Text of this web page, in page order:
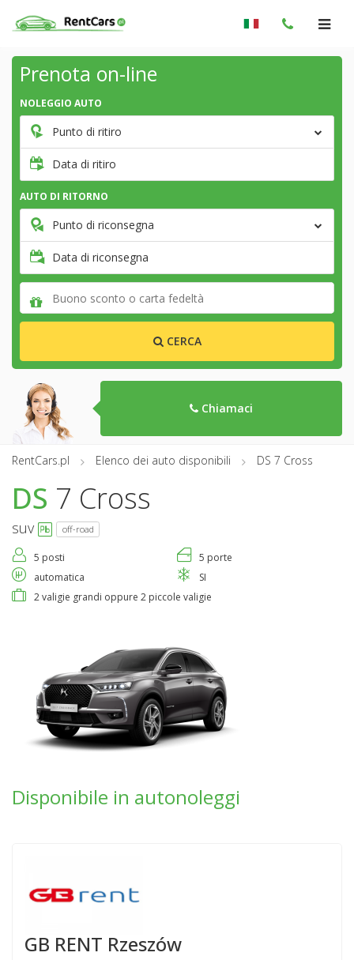
Prenota on-line
NOLEGGIO AUTO
Punto di ritiro
Data di ritiro
AUTO DI RITORNO
Punto di riconsegna
Data di riconsegna
CERCA
Chiamaci
RentCars.pl Elenco dei auto disponibili DS 7 Cross
DS 7 Cross
suv off-road
5 posti
5 porte
automatica
SI
2 valigie grandi oppure 2 piccole valigie
Disponibile in autonoleggi
GB RENT Rzeszów